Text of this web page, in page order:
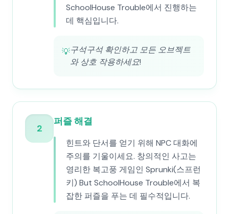
SchoolHouse Trouble에서 진행하는
데 핵심입니다.
💡구석구석 확인하고 모든 오브젝트
와 상호 작용하세요!
2
퍼즐 해결
힌트와 단서를 얻기 위해 NPC 대화에
주의를 기울이세요. 창의적인 사고는
영리한 복고풍 게임인 Sprunki(스프런
키) But SchoolHouse Trouble에서 복
잡한 퍼즐을 푸는 데 필수적입니다.